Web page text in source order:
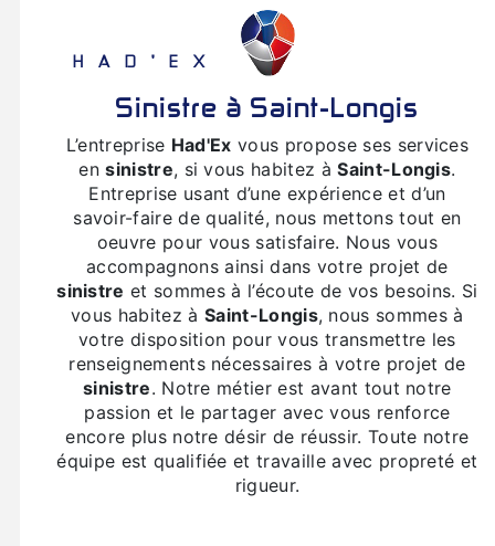
HAD'EX
sinistre à Saint-Longis
L’entreprise Had'Ex vous propose ses services
ensinistre, si vous habitez àSaint-Longis.
Entreprise usant d’une expérience et d’un
savoir-faire de qualité, nous mettons tout en
oeuvre pour vous satisfaire. Nous vous
accompagnons ainsi dans votre projet de
sinistre et sommes à l’écoute de vos besoins. Si
vous habitez à Saint-Longis, nous sommes à
votre disposition pour vous transmettre les
renseignements nécessaires à votre projet de
sinistre. Notre métier est avant tout notre
passion et le partager avec vous renforce
encore plus notre désir de réussir. Toute notre
équipe est qualifiée et travaille avec propreté et
rigueur.